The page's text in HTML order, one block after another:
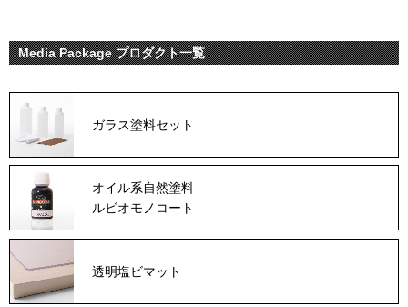
Media Package プロダクト一覧
ガラス塗料セット
オイル系自然塗料
ルビオモノコート
透明塩ビマット